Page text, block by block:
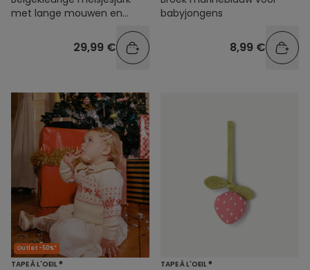
met lange mouwen en
29,99 €
babyjongens
8,99 €
Outlet -50%*
TAPE À L'OEIL ® TAPE À L'OEIL ®